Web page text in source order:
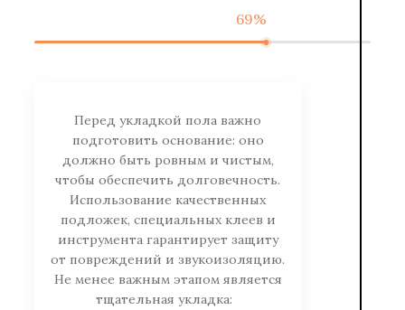
69%
Перед укладкой пола важно
подготовить основание: оно
должно быть ровным и чистым,
чтобы обеспечить долговечность.
Использование качественных
подложек, специальных клеев и
инструмента гарантирует защиту
от повреждений и звукоизоляцию.
Не менее важным этапом является
тщательная укладка: